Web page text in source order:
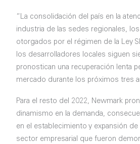
“La consolidación del país en la
industria de las sedes regionales,
otorgados por el régimen de la Ley
los desarrolladores locales siguen
pronostican una recuperación lenta
mercado durante los próximos tres
Para el resto del 2022, Newmark
dinamismo en la demanda,
en el establecimiento y expansión
sector empresarial que fueron